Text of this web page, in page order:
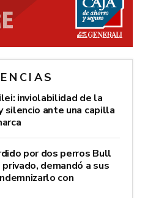
inviolabilidad de la
silencio ante una capilla
por dos perros Bull
demandó a sus
con